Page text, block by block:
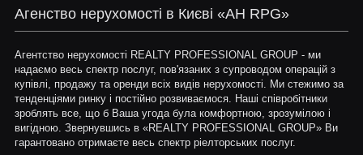
Агенство нерухомості в Києві «АН RPG»
Агентство нерухомості REALTY PROFESSIONAL GROUP - ми
надаємо весь спектр послуг, пов'язаних з супроводом операцій з
купівлі, продажу та оренди всіх видів нерухомості. Ми стежимо за
тенденціями ринку і постійно розвиваємося. Наші співробітники
зроблять все, що б Ваша угода була комфортною, зрозумілою і
вигідною. Звернувшись в «REALTY PROFESSIONAL GROUP» Ви
гарантовано отримаєте весь спектр ріелторських послуг.